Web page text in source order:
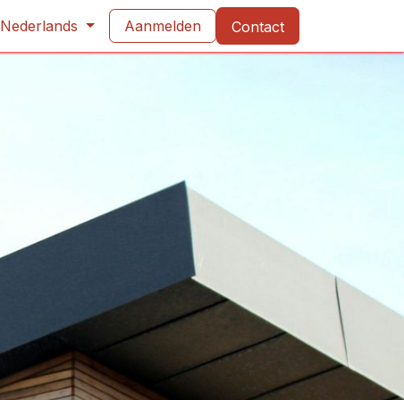
privacy Evenementen
Nederlands Aanmelden Contact